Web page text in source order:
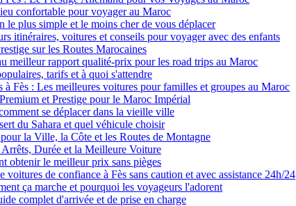
confortable pour voyager au Maroc
plus simple et le moins cher de vous déplacer
itinéraires, voitures et conseils pour voyager avec des enfants
sur les Routes Marocaines
meilleur rapport qualité-prix pour les road trips au Maroc
tarifs et à quoi s'attendre
Fès : Les meilleures voitures pour familles et groupes au Maroc
et Prestige pour le Maroc Impérial
se déplacer dans la vieille ville
du Sahara et quel véhicule choisir
la Ville, la Côte et les Routes de Montagne
Durée et la Meilleure Voiture
obtenir le meilleur prix sans pièges
de confiance à Fès sans caution et avec assistance 24h/24
ça marche et pourquoi les voyageurs l'adorent
complet d'arrivée et de prise en charge